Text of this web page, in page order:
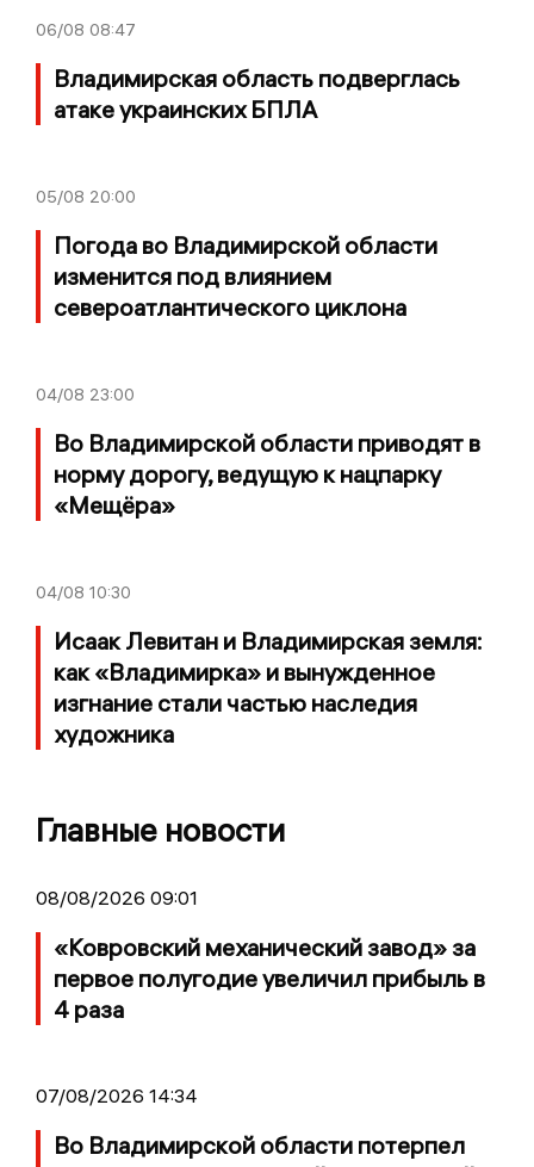
06/08 08:47
Владимирская область подверглась
атаке украинских БПЛА
05/08 20:00
Погода во Владимирской области
изменится под влиянием
североатлантического циклона
04/08 23:00
Во Владимирской области приводят в
норму дорогу, ведущую к нацпарку
«Мещёра»
04/08 10:30
Исаак Левитан и Владимирская земля:
как «Владимирка» и вынужденное
изгнание стали частью наследия
художника
Главные новости
08/08/2026 09:01
«Ковровский механический завод» за
первое полугодие увеличил прибыль в
4 раза
07/08/2026 14:34
Во Владимирской области потерпел